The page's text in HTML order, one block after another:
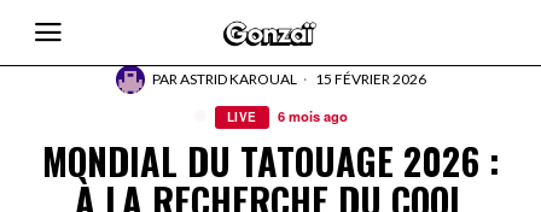
PARASTRID KAROUAL 15 FÉVRIER 2026
LIVE 6 mois ago
MONDIAL DU TATOUAGE 2026 :
À LA RECHERCHE DU COOL